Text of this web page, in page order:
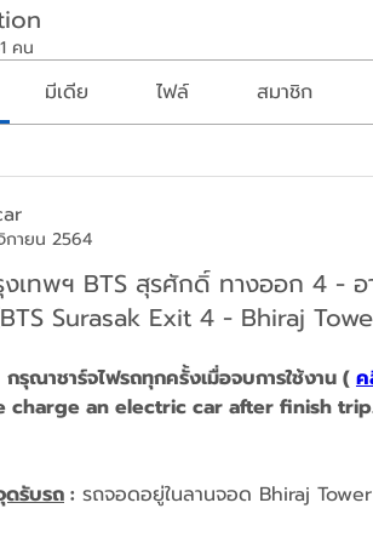
คน
มีเดีย ไฟล์ สมาชิก
กายน 2564
งเทพฯ BTS สุรศักดิ์ ทางออก 4 - อ
Surasak Exit 4 - Bhiraj
กรุณาชาร์จไฟรถทุกครั้งเมื่อจบการใช้งาน (
charge an electric car after finish
ดรับรถ : รถจอดอยู่ในลานจอด Bhiraj